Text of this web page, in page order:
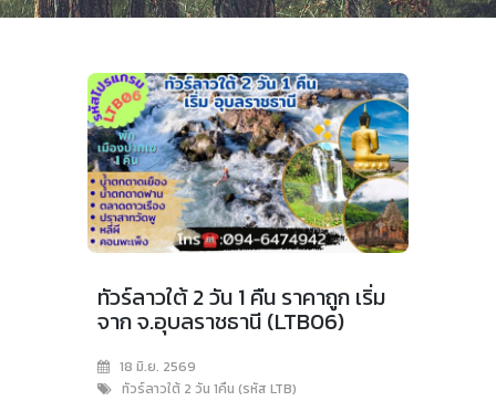
ทัวร์ลาวใต้ 2 วัน 1 คืน ราคาถูก เริ่ม
จาก จ.อุบลราชธานี (LTB06)
18 มิ.ย. 2569
ทัวร์ลาวใต้ 2 วัน 1คืน (รหัส LTB)